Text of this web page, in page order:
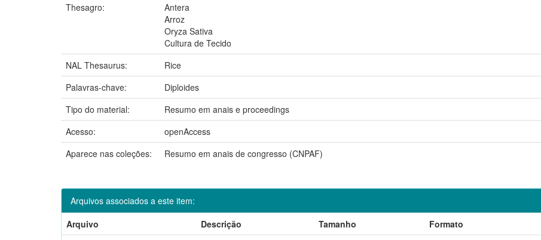
Thesagro:
Antera
Arroz
Oryza Sativa
Cultura de Tecido
NAL Thesaurus:
Rice
Palavras-chave:
Diploides
Tipo do material:
Resumo em anais e proceedings
Acesso:
openAccess
Aparece nas coleções:
Resumo em anais de congresso (CNPAF)
Arquivos associados a este item:
Arquivo
Descrição Tamanho
Formato